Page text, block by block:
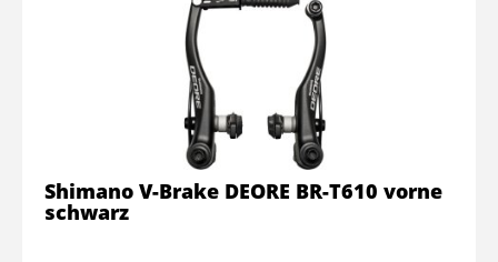
Shimano V-Brake DEORE BR-T610 vorne
schwarz